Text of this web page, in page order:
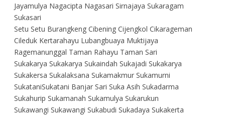
Jayamulya Nagacipta Nagasari Sirnajaya Sukaragam
Sukasari
Setu Setu Burangkeng Cibening Cijengkol Cikarageman
Cileduk Kertarahayu Lubangbuaya Muktijaya
Ragemanunggal Taman Rahayu Taman Sari
Sukakarya Sukakarya Sukaindah Sukajadi Sukakarya
Sukakersa Sukalaksana Sukamakmur Sukamurni
SukataniSukatani Banjar Sari Suka Asih Sukadarma
Sukahurip Sukamanah Sukamulya Sukarukun
Sukawangi Sukawangi Sukabudi Sukadaya Sukakerta